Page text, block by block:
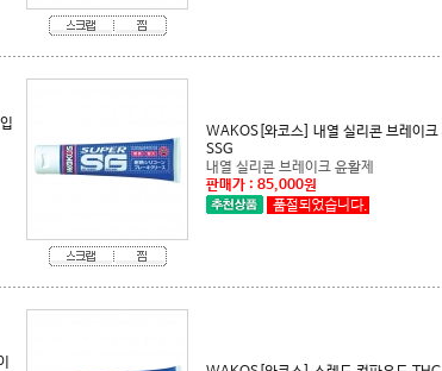
SSG
내열 실리콘 브레이크 윤활제
판매가 : 85,000원